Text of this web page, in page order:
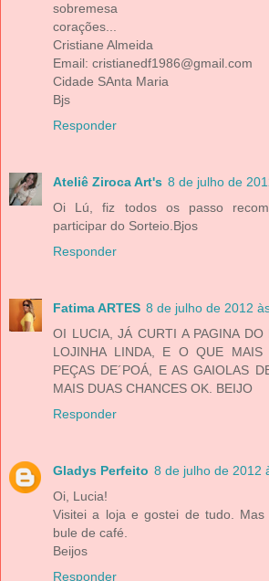
sobremesa
corações...
Cristiane Almeida
Email: cristianedf1986@gmail.com
Cidade SAnta Maria
Bjs
Responder
Ateliê Ziroca Art's 8 de julho de
Oi Lú, fiz todos os passo
participar do Sorteio.Bjos
Responder
Fatima ARTES 8 de julho de 2012
OI LUCIA, JÁ CURTI A PAGINA
LOJINHA LINDA, E O QUE MAIS
PEÇAS DE´POÁ, E AS GAIOLAS
MAIS DUAS CHANCES OK. BEIJO
Responder
Gladys Perfeito 8 de julho de 2012
Oi, Lucia!
Visitei a loja e gostei de tudo.
bule de café.
Beijos
Responder